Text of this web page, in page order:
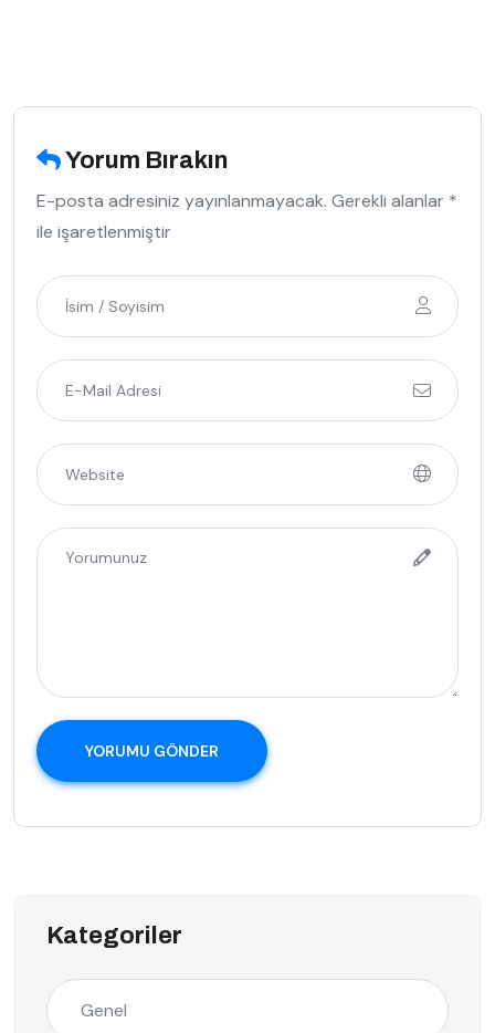
Yorum Bırakın
E-posta adresiniz yayınlanmayacak. Gerekli alanlar *
ile işaretlenmiştir
YORUMU GÖNDER
Kategoriler
Genel